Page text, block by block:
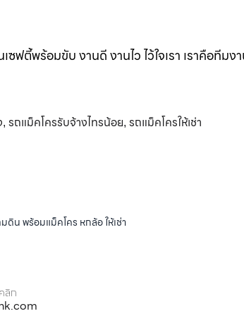
ซฟตี้พร้อมขับ งานดี งานไว ไว้ใจเรา เราคือทีม
, รถแม็คโครรับจ้างไทรน้อย, รถแม็คโครให้เช่า
น พร้อมแม็คโคร หกล้อ ให้เช่า
ลิก